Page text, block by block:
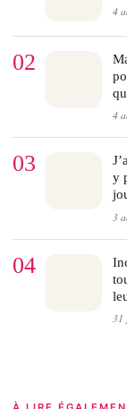
4
02
4
03
y
3
04
31